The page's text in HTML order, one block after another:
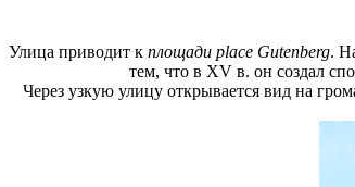
Улица приводит кплощади place Gutenberg.
тем, что в XV в. он создал
Через узкую улицу открывается вид на